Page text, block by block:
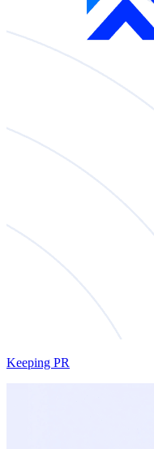
Keeping PR